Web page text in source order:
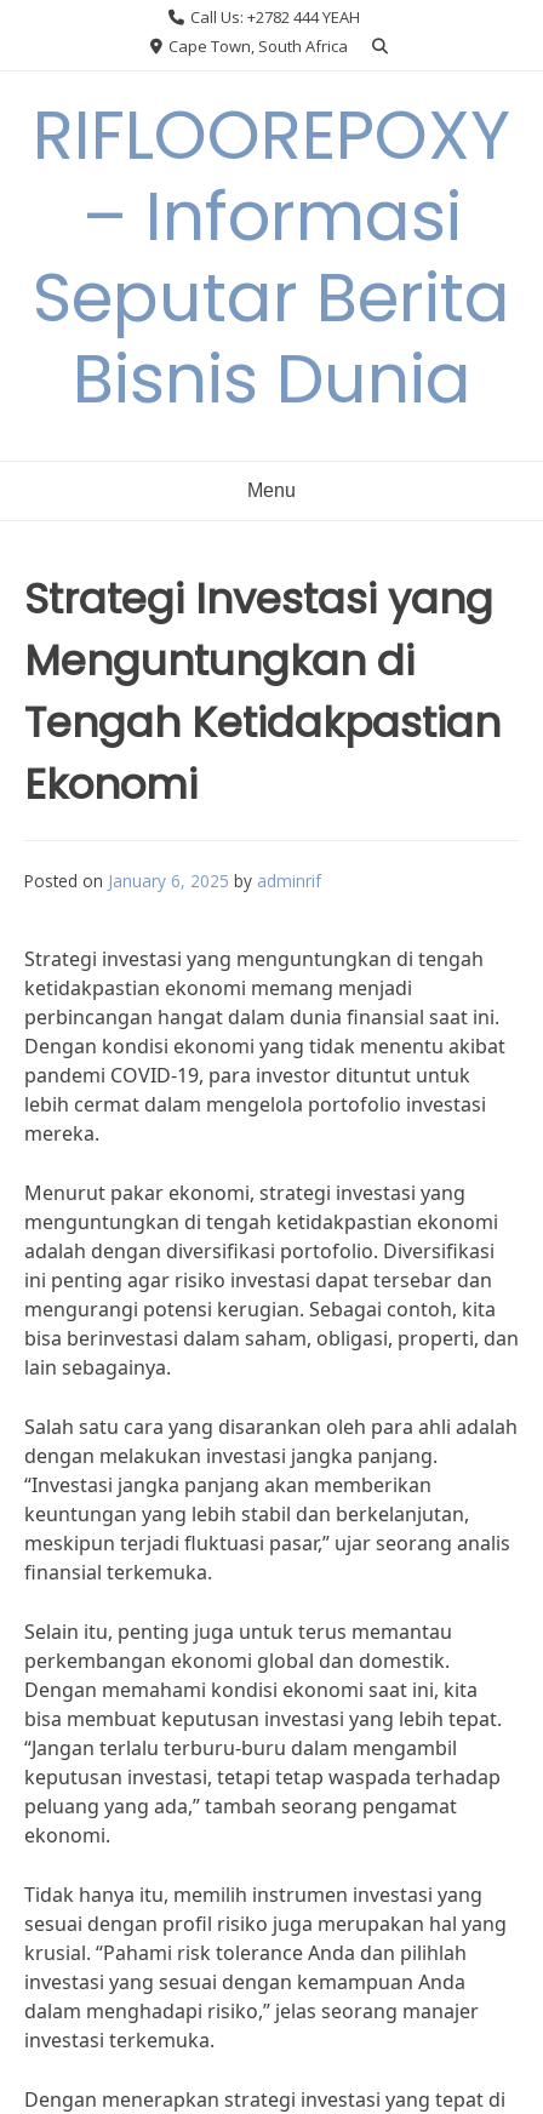
Call Us: +2782 444 YEAH
Cape Town, South Africa
RIFLOOREPOXY
– Informasi
Seputar Berita
Bisnis Dunia
Menu
Strategi Investasi yang
Menguntungkan di
Tengah Ketidakpastian
Ekonomi
Posted on January 6, 2025 by adminrif
Strategi investasi yang menguntungkan di tengah
ketidakpastian ekonomi memang menjadi
perbincangan hangat dalam dunia finansial saat ini.
Dengan kondisi ekonomi yang tidak menentu akibat
pandemi COVID-19, para investor dituntut untuk
lebih cermat dalam mengelola portofolio investasi
mereka.
Menurut pakar ekonomi, strategi investasi yang
menguntungkan di tengah ketidakpastian ekonomi
adalah dengan diversifikasi portofolio. Diversifikasi
ini penting agar risiko investasi dapat tersebar dan
mengurangi potensi kerugian. Sebagai contoh, kita
bisa berinvestasi dalam saham, obligasi, properti, dan
lain sebagainya.
Salah satu cara yang disarankan oleh para ahli adalah
dengan melakukan investasi jangka panjang.
“Investasi jangka panjang akan memberikan
keuntungan yang lebih stabil dan berkelanjutan,
meskipun terjadi fluktuasi pasar,” ujar seorang analis
finansial terkemuka.
Selain itu, penting juga untuk terus memantau
perkembangan ekonomi global dan domestik.
Dengan memahami kondisi ekonomi saat ini, kita
bisa membuat keputusan investasi yang lebih tepat.
“Jangan terlalu terburu-buru dalam mengambil
keputusan investasi, tetapi tetap waspada terhadap
peluang yang ada,” tambah seorang pengamat
ekonomi.
Tidak hanya itu, memilih instrumen investasi yang
sesuai dengan profil risiko juga merupakan hal yang
krusial. “Pahami risk tolerance Anda dan pilihlah
investasi yang sesuai dengan kemampuan Anda
dalam menghadapi risiko,” jelas seorang manajer
investasi terkemuka.
Dengan menerapkan strategi investasi yang tepat di